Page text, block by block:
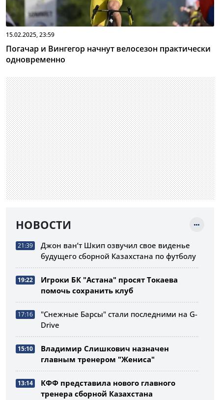
15.02.2025, 23:59
Погачар и Вингегор начнут велосезон практически
одновременно
НОВОСТИ
21:39
Джон ван’т Шкип озвучил свое виденье
будущего сборной Казахстана по футболу
19:22
Игроки БК "Астана" просят Токаева
помочь сохранить клуб
17:16
"Снежные Барсы" стали последними на G-
Drive
15:10
Владимир Слишкович назначен
главным тренером "Жениса"
13:14
КФФ представила нового главного
тренера сборной Казахстана